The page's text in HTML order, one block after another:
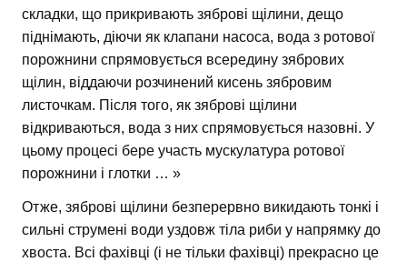
складки, що прикривають зяброві щілини, дещо
піднімають, діючи як клапани насоса, вода з ротової
порожнини спрямовується всередину зябрових
щілин, віддаючи розчинений кисень зябровим
листочкам. Після того, як зяброві щілини
відкриваються, вода з них спрямовується назовні. У
цьому процесі бере участь мускулатура ротової
порожнини і глотки … »
Отже, зяброві щілини безперервно викидають тонкі і
сильні струмені води уздовж тіла риби у напрямку до
хвоста. Всі фахівці (і не тільки фахівці) прекрасно це